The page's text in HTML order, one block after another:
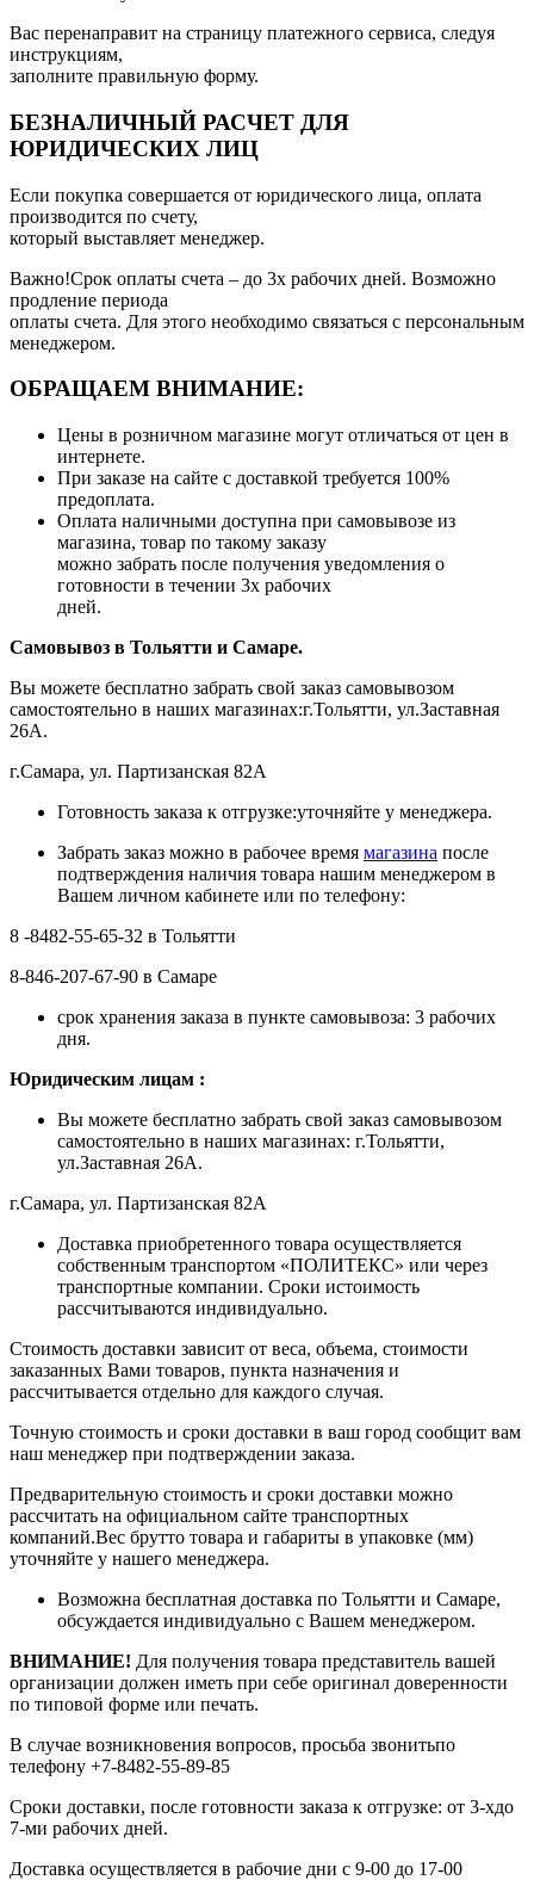
Вас перенаправит на страницу платежного сервиса, следуя
инструкциям,
заполните правильную форму.
БЕЗНАЛИЧНЫЙ РАСЧЕТ ДЛЯ
ЮРИДИЧЕСКИХ ЛИЦ
Если покупка совершается от юридического лица, оплата
производится по счету,
который выставляет менеджер.
Важно!Срок оплаты счета – до 3х рабочих дней. Возможно
продление периода
оплаты счета. Для этого необходимо связаться с персональным
менеджером.
ОБРАЩАЕМ ВНИМАНИЕ:
Цены в розничном магазине могут отличаться от цен в
интернете.
При заказе на сайте с доставкой требуется 100%
предоплата.
Оплата наличными доступна при самовывозе из
магазина, товар по такому заказу
можно забрать после получения уведомления о
готовности в течении 3х рабочих
дней.
Самовывоз в Тольятти и Самаре.
Вы можете бесплатно забрать свой заказ самовывозом
самостоятельно в наших магазинах:г.Тольятти, ул.Заставная
26А.
г.Самара, ул. Партизанская 82А
Готовность заказа к отгрузке:уточняйте у менеджера.
Забрать заказ можно в рабочее время магазина после
подтверждения наличия товара нашим менеджером в
Вашем личном кабинете или по телефону:
8 -8482-55-65-32 в Тольятти
8-846-207-67-90 в Самаре
срок хранения заказа в пункте самовывоза: 3 рабочих
дня.
Юридическим лицам :
Вы можете бесплатно забрать свой заказ самовывозом
самостоятельно в наших магазинах: г.Тольятти,
ул.Заставная 26А.
г.Самара, ул. Партизанская 82А
Доставка приобретенного товара осуществляется
собственным транспортом «ПОЛИТЕКС» или через
транспортные компании. Сроки истоимость
рассчитываются индивидуально.
Стоимость доставки зависит от веса, объема, стоимости
заказанных Вами товаров, пункта назначения и
рассчитывается отдельно для каждого случая.
Точную стоимость и сроки доставки в ваш город сообщит вам
наш менеджер при подтверждении заказа.
Предварительную стоимость и сроки доставки можно
рассчитать на официальном сайте транспортных
компаний.Вес брутто товара и габариты в упаковке (мм)
уточняйте у нашего менеджера.
Возможна бесплатная доставка по Тольятти и Самаре,
обсуждается индивидуально с Вашем менеджером.
ВНИМАНИЕ! Для получения товара представитель вашей
организации должен иметь при себе оригинал доверенности
по типовой форме или печать.
В случае возникновения вопросов, просьба звонитьпо
телефону +7-8482-55-89-85
Сроки доставки, после готовности заказа к отгрузке: от 3-хдо
7-ми рабочих дней.
Доставка осуществляется в рабочие дни с 9-00 до 17-00